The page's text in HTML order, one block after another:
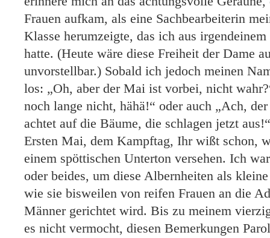
Frauen aufkam, als eine Sachbearbeiterin
Klasse herumzeigte, das ich aus
hatte. (Heute wäre diese Freiheit der Dame
unvorstellbar.) Sobald ich jedoch meinen
los: „Oh, aber der Mai ist vorbei, nicht
noch lange nicht, hähä!“ oder auch „Ach,
achtet auf die Bäume, die schlagen jetzt
Ersten Mai, dem Kampftag, Ihr wißt schon,
einem spöttischen Unterton versehen. Ich
oder beides, um diese Albernheiten als
wie sie bisweilen von reifen Frauen an die
Männer gerichtet wird. Bis zu meinem
es nicht vermocht, diesen Bemerkungen